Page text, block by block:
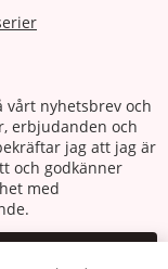
vårt nyhetsbrev och
erbjudanden och
jag att jag är
och godkänner
med